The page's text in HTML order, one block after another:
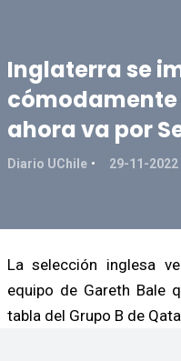
Inglaterra se
cómodamente
ahora va por
Diario UChile 29-11-2022
La selección inglesa
equipo de Gareth Bale
tabla del Grupo B de